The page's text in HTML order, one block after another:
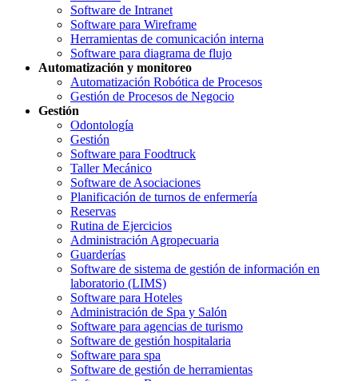
Software de Intranet
Software para Wireframe
Herramientas de comunicación interna
Software para diagrama de flujo
Automatización y monitoreo
Automatización Robótica de Procesos
Gestión de Procesos de Negocio
Gestión
Odontología
Gestión
Software para Foodtruck
Taller Mecánico
Software de Asociaciones
Planificación de turnos de enfermería
Reservas
Rutina de Ejercicios
Administración Agropecuaria
Guarderías
Software de sistema de gestión de información en
laboratorio (LIMS)
Software para Hoteles
Administración de Spa y Salón
Software para agencias de turismo
Software de gestión hospitalaria
Software para spa
Software de gestión de herramientas